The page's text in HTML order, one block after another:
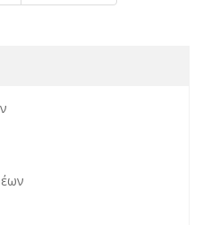
filter
filter
φορέων filter